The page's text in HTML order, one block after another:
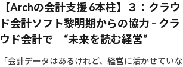
【Archの会計支援 6本柱】３：クラウ
ド会計ソフト黎明期からの協力 – クラ
ウド会計で “未来を読む経営”
「会計データはあるけれど、経営に活かせていな